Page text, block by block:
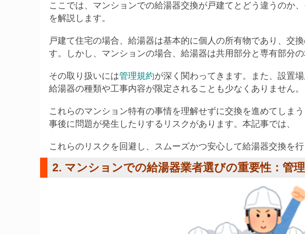
ここでは、マンションでの給湯器交換が戸建てとどう違うのか
を解説します。
戸建て住宅の場合、給湯器は基本的に個人の所有物であり、交
す。しかし、マンションの場合、給湯器は共用部分と専有部分の
その取り扱いには管理規約が深く関わってきます。また、設置
給湯器の種類や工事内容が限定されることも少なくありません。
これらのマンション特有の事情を理解せずに交換を進めてしま
事後に問題が発生したりするリスクがあります。本記事では、
これらのリスクを回避し、スムーズかつ安心して給湯器交換を
2. マンションでの給湯器業者選びの重要性：管